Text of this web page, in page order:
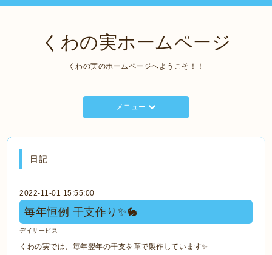
くわの実ホームページ
くわの実のホームページへようこそ！！
メニュー
日記
2022-11-01 15:55:00
毎年恒例 干支作り✨🐇
デイサービス
くわの実では、毎年翌年の干支を革で製作しています✨